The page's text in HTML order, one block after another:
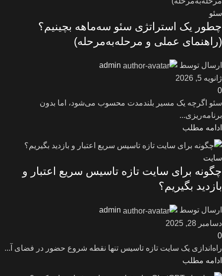
سئو
چطور یک استراتژی سئو سه‌ماهه بچینیم؟
(راهنمای عملی و مرحله‌به‌مرحله)
ارسال توسط
admin
ژانویه 5, 2026
0
سئو اگرچه یک مسیر بلندمدت محسوب می‌شود، اما بدون
برنامه‌ریزی...
ادامه مطلب
سایت
چگونه برای سایت تازه‌ تاسیس سریع اعتبار و
بازدید بگیریم؟
ارسال توسط
admin
دسامبر 28, 2025
0
راه‌اندازی یک سایت تازه‌ تاسیس تنها نقطه شروع حضور در فضای آ...
ادامه مطلب